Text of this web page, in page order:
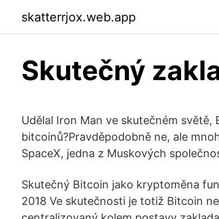
skatterrjox.web.app
Skutečný
Udělal Iron Man ve skutečném
bitcoinů?Pravděpodobně ne, ale
SpaceX, jedna z Muskových
Skutečný Bitcoin jako kryptoměna
2018 Ve skutečnosti je totiž Bitcoin